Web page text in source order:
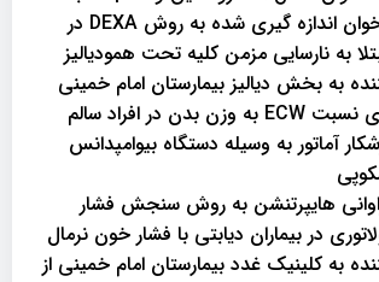
تراکم استخوان اندازه گیری شده به روش DEXA در
به نارسایی مزمن کلیه تحت همودیالیز
به بخش دیالیز بیمارستان امام خمینی
اندازه گیری نسبت ECW به وزن بدن در افراد سالم
آماتور به وسیله دستگاه بیوامپدانس
هایپرتنشن به روش سنجش فشار
در بیماران دیابتی با فشار خون نرمال
به کلینیک غدد بیمارستان امام خمینی از